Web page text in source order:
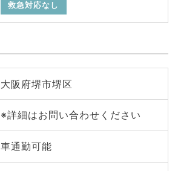
救急対応なし
大阪府堺市堺区
※詳細はお問い合わせください
車通勤可能